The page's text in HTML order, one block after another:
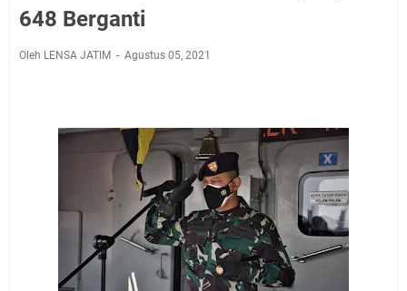
648 Berganti
Oleh LENSA JATIM Agustus 05, 2021